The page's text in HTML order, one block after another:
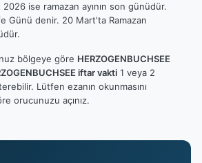
ise ramazan ayının son günüdür.
Günü denir. 20 Mart'ta Ramazan
bölgeye göre HERZOGENBUCHSEE
iftar vakti 1 veya 2
Lütfen ezanın okunmasını
orucunuzu açınız.